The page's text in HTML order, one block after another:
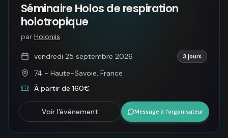
Séminaire Holos de respiration
holotropique
par Holoniis
vendredi 25 septembre 2026 3 jours
74 - Haute-Savoie, France
À partir de 160€
Voir l'événement Message à l’organisateur